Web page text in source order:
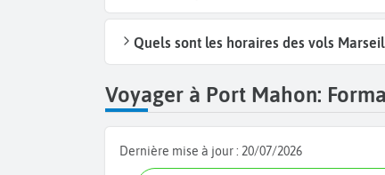
Quels sont les horaires des vols
Voyager à Port Mahon:
Dernière mise à jour : 20/07/2026